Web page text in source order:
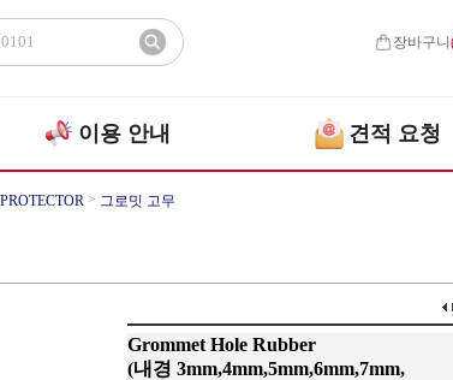
장바구니
이용 안내 견적 요청
> 그로밋 고무
Grommet Hole Rubber
(내경 3mm,4mm,5mm,6mm,7mm,